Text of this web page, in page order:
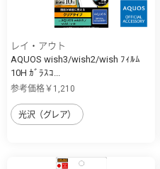
レイ・アウト
AQUOS wish3/wish2/wish ﾌｨﾙﾑ
10H ｶﾞﾗｽｺ...
参考価格￥1,210
光沢（グレア）